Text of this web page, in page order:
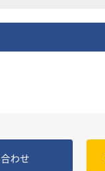
わせ